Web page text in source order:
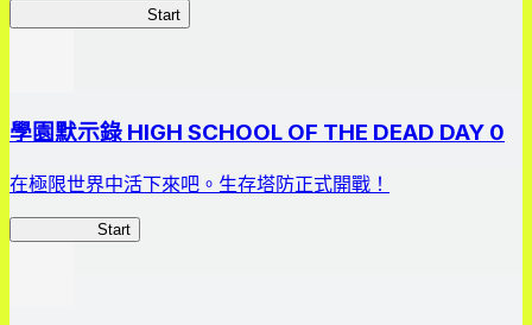
Start
學園默示錄 HIGH SCHOOL OF THE DEAD DAY 0
在極限世界中活下來吧。生存塔防正式開戰！
Start